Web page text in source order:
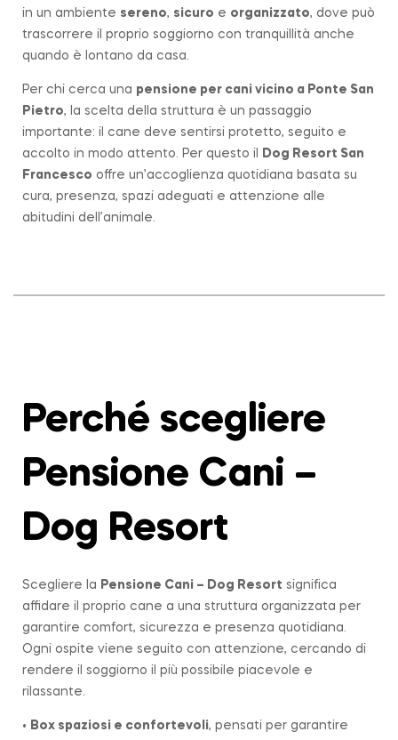
in un ambiente sereno, sicuro e organizzato, dove può
trascorrere il proprio soggiorno con tranquillità anche
quando è lontano da casa.
Per chi cerca una pensione per cani vicino a Ponte San
Pietro, la scelta della struttura è un passaggio
importante: il cane deve sentirsi protetto, seguito e
accolto in modo attento. Per questo il
Dog Resort San
Francesco offre un’accoglienza quotidiana basata su
cura, presenza, spazi adeguati e attenzione alle
abitudini dell’animale.
Perché scegliere
Pensione Cani –
Dog Resort
Scegliere la Pensione Cani – Dog Resort significa
affidare il proprio cane a una struttura organizzata per
garantire comfort, sicurezza e presenza quotidiana.
Ogni ospite viene seguito con attenzione, cercando di
rendere il soggiorno il più possibile piacevole e
rilassante.
• Box spaziosi e confortevoli, pensati per garantire